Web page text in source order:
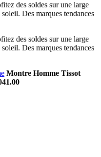
des soldes sur une large
Des marques tendances
des soldes sur une large
Des marques tendances
Montre Homme Tissot